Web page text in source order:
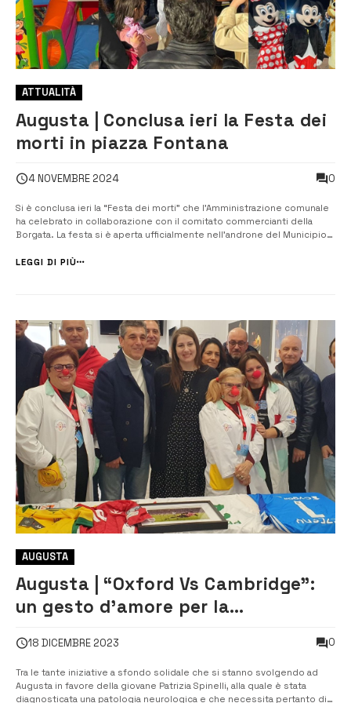
ATTUALITÀ
Augusta | Conclusa ieri la Festa dei
morti in piazza Fontana
4 NOVEMBRE 2024 0
Si è conclusa ieri la “Festa dei morti” che l’Amministrazione comunale
ha celebrato in collaborazione con il comitato commercianti della
Borgata. La festa si è aperta ufficialmente nell’androne del Municipio
dall’associazione Lamba Doria, presieduta da Alberto Moscuzza. Da...
LEGGI DI PIÙ
AUGUSTA
Augusta | “Oxford Vs Cambridge”:
un gesto d’amore per la
18 DICEMBRE 2023 0
Tra le tante iniziative a sfondo solidale che si stanno svolgendo ad
Augusta in favore della giovane Patrizia Spinelli, alla quale è stata
diagnosticata una patologia neurologica e che necessita pertanto di